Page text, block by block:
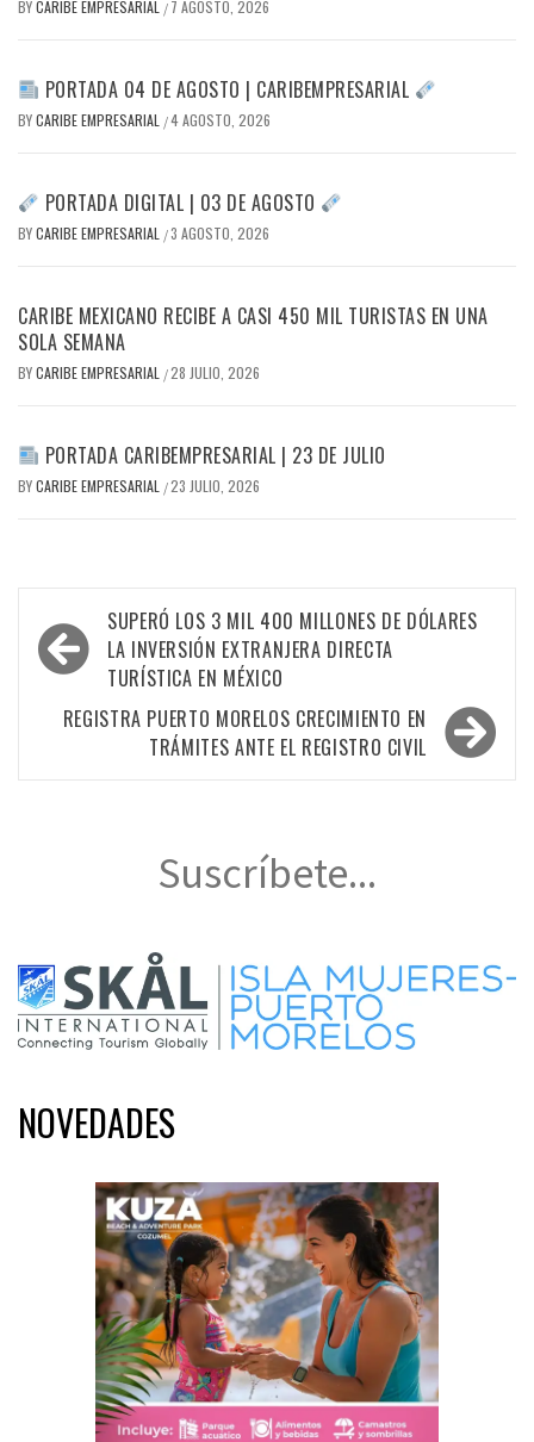
BYCARIBE EMPRESARIAL / 7 AGOSTO, 2026
PORTADA 04 DE AGOSTO | CARIBEMPRESARIAL
BYCARIBE EMPRESARIAL /4 AGOSTO, 2026
PORTADA DIGITAL | 03 DE AGOSTO
BYCARIBE EMPRESARIAL /3 AGOSTO, 2026
CARIBE MEXICANO RECIBE A CASI 450 MIL TURISTAS EN UNA
SOLA SEMANA
BYCARIBE EMPRESARIAL /28 JULIO, 2026
PORTADA CARIBEMPRESARIAL | 23 DE JULIO
BYCARIBE EMPRESARIAL /23 JULIO, 2026
Navegación
de
entradas
SUPERÓ LOS 3 MIL 400 MILLONES DE DÓLARES
LA INVERSIÓN EXTRANJERA DIRECTA
TURÍSTICA EN MÉXICO
REGISTRA PUERTO MORELOS CRECIMIENTO EN
TRÁMITES ANTE EL REGISTRO CIVIL
Suscríbete...
NOVEDADES